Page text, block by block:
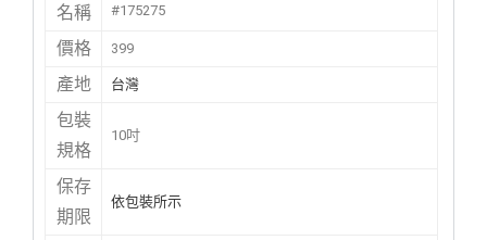
名稱
#175275
價格 399
產地 台灣
包裝
規格
10吋
保存
期限
依包裝所示